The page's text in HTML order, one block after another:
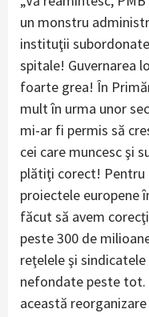
un monstru
instituţii
spitale! Guvernarea
foarte grea! În
mult în urma unor
mi-ar fi permis să
cei care muncesc şi
plătiţi corect! Pentru
proiectele europene
făcut să avem
peste 300 de
reţelele şi sindicatele
nefondate peste tot.
această